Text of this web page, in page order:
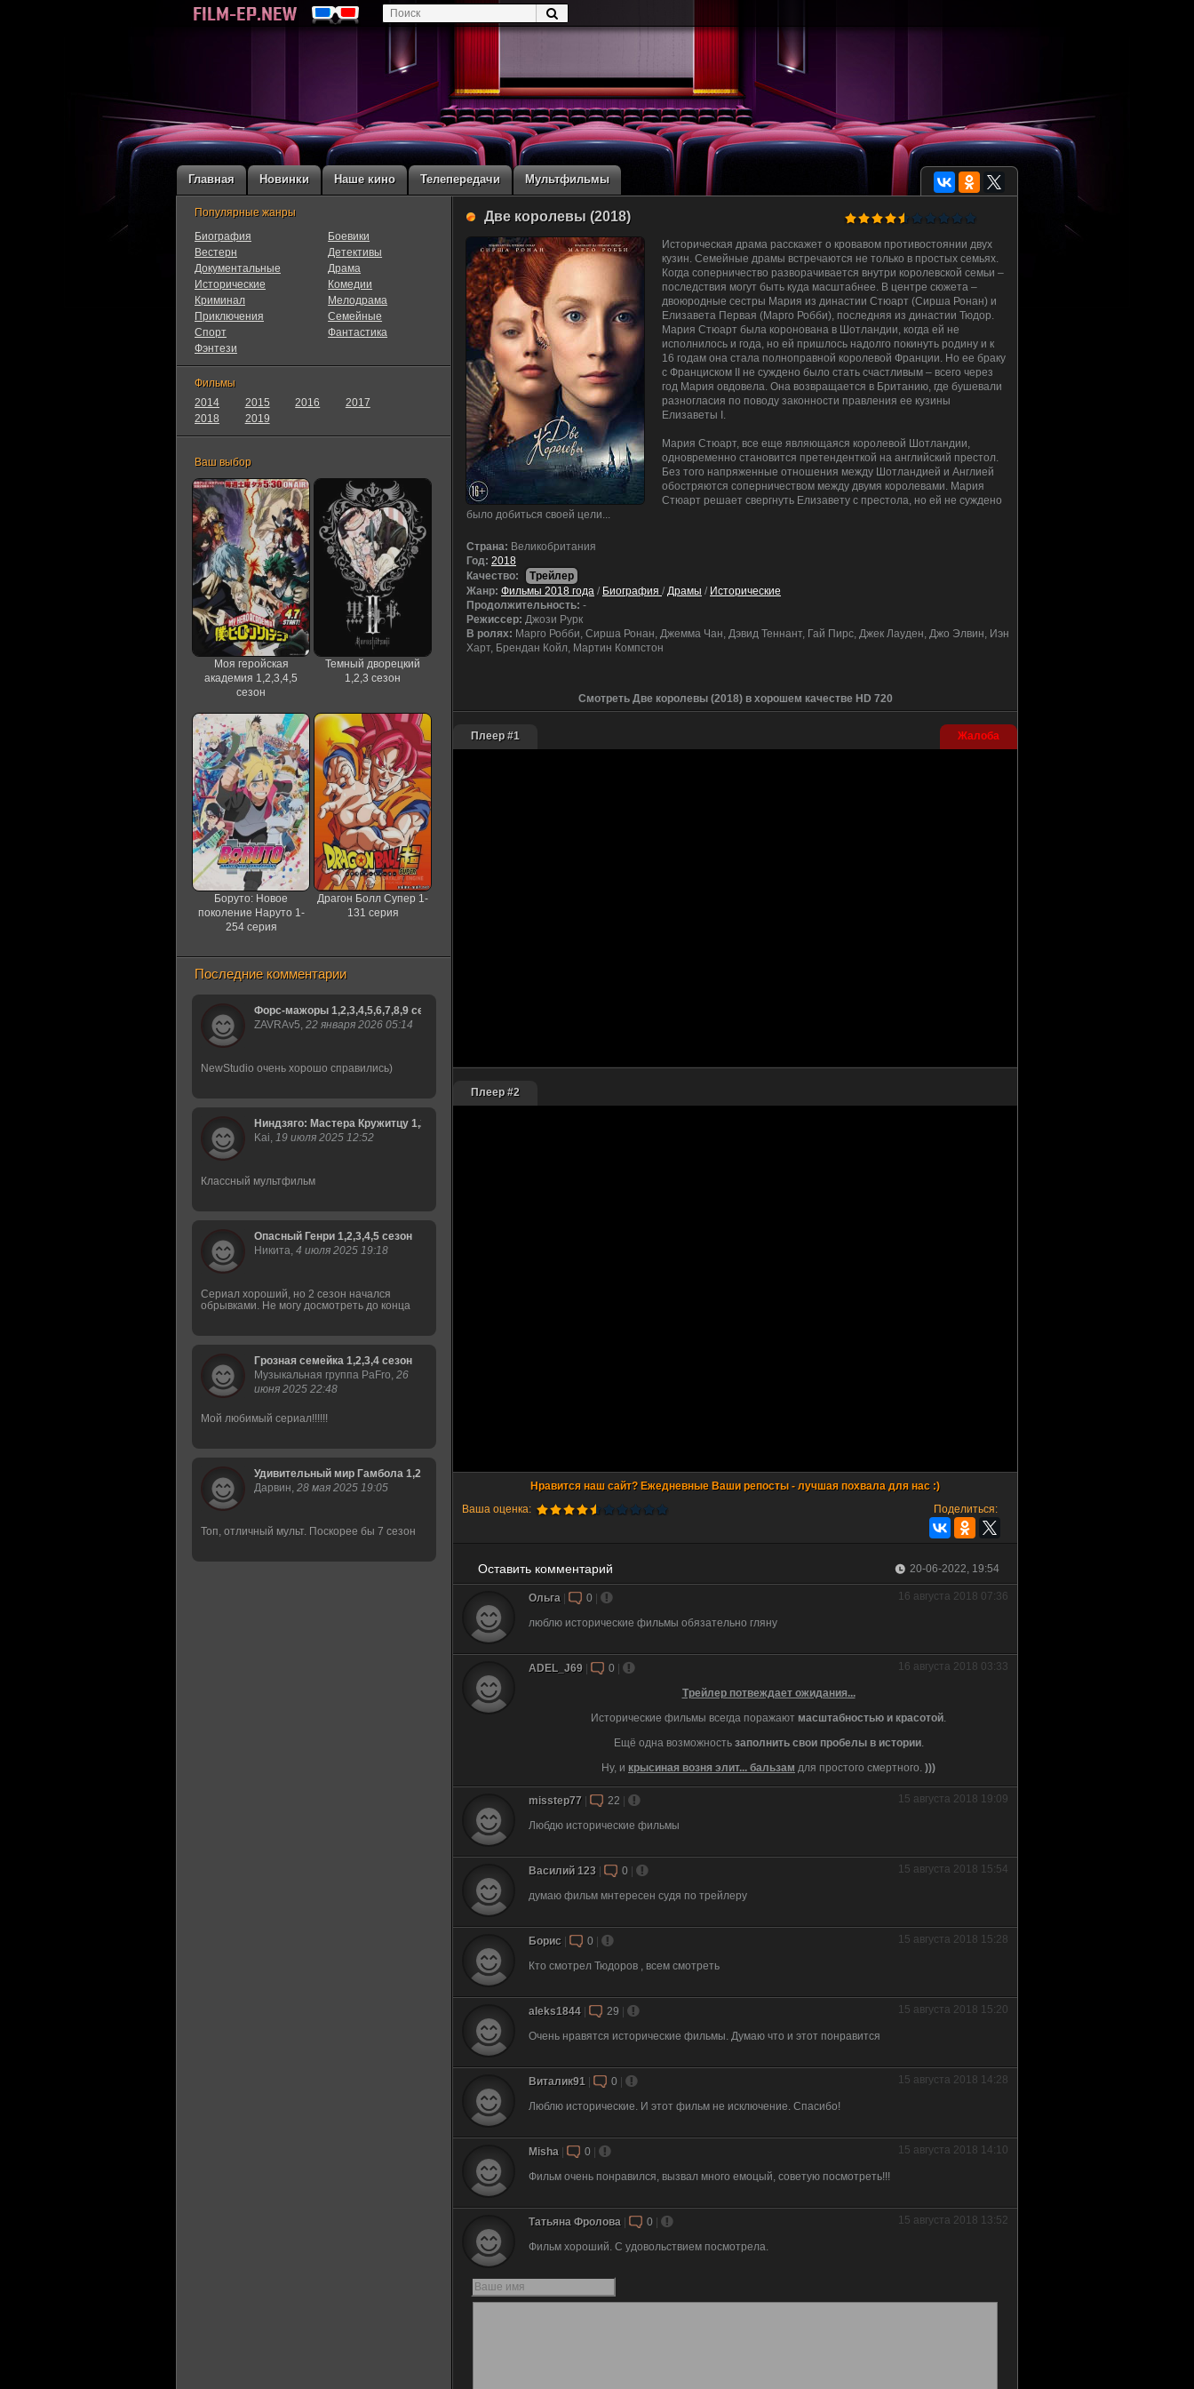
Две королевы (2018)
Историческая драма расскажет о кровавом противостоянии двух
кузин. Семейные драмы встречаются не только в простых семьях.
Когда соперничество разворачивается внутри королевской семьи –
последствия могут быть куда масштабнее. В центре сюжета –
двоюродные сестры Мария из династии Стюарт (Сирша Ронан) и
Елизавета Первая (Марго Робби), последняя из династии Тюдор.
Мария Стюарт была коронована в Шотландии, когда ей не
исполнилось и года, но ей пришлось надолго покинуть родину и к
16 годам она стала полноправной королевой Франции. Но ее браку
с Франциском II не суждено было стать счастливым – всего через
год Мария овдовела. Она возвращается в Британию, где бушевали
разногласия по поводу законности правления ее кузины
Елизаветы I.
Мария Стюарт, все еще являющаяся королевой Шотландии,
одновременно становится претенденткой на английский престол.
Без того напряженные отношения между Шотландией и Англией
обостряются соперничеством между двумя королевами. Мария
Стюарт решает свергнуть Елизавету с престола, но ей не суждено
было добиться своей цели...
Cтрана: Великобритания
Год: 2018
Качество:
Трейлер
Жанр: Фильмы 2018 года / Биография / Драмы / Исторические
Продолжительность: -
Режиссер: Джози Рурк
В ролях: Марго Робби, Сирша Ронан, Джемма Чан, Дэвид Теннант, Гай Пирс, Джек Лауден, Джо Элвин, Иэн
Харт, Брендан Койл, Мартин Компстон
Смотреть Две королевы (2018) в хорошем качестве HD 720
Плеер #1 Жалоба
Плеер #2
Ваша оценка: Поделиться:
Оставить комментарий 20-06-2022, 19:54
Ольга 0 16 августа 2018 07:36
люблю исторические фильмы обязательно гляну
ADEL_J69 0 16 августа 2018 03:33
Трейлер потвеждает ожидания...
Исторические фильмы всегда поражают масштабностью и красотой.
Ещё одна возможность заполнить свои пробелы в истории.
Ну, и крысиная возня элит... бальзам для простого смертного. )))
misstep77 22 15 августа 2018 19:09
Любдю исторические фильмы
Василий 123 0 15 августа 2018 15:54
думаю фильм мнтересен судя по трейлеру
Борис 0 15 августа 2018 15:28
Кто смотрел Тюдоров , всем смотреть
aleks1844 29 15 августа 2018 15:20
Очень нравятся исторические фильмы. Думаю что и этот понравится
Виталик91 0 15 августа 2018 14:28
Люблю исторические. И этот фильм не исключение. Спасибо!
Misha 0 15 августа 2018 14:10
Фильм очень понравился, вызвал много емоцый, советую посмотреть!!!
Татьяна Фролова 0 15 августа 2018 13:52
Фильм хороший. С удовольствием посмотрела.
Главная Новинки Наше кино Телепередачи Мультфильмы
Популярные жанры
Биография
Боевики
Вестерн
Детективы
Документальные
Драма
Исторические
Комедии
Криминал
Мелодрама
Приключения
Семейные
Cпорт
Фантастика
Фэнтези
Фильмы
2014
2015 2016
2017
2018
2019
Ваш выбор
Моя геройская
академия 1,2,3,4,5
сезон
Темный дворецкий
1,2,3 сезон
Боруто: Новое
поколение Наруто 1-
254 серия
Драгон Болл Супер 1-
131 серия
Последние комментарии
Форс-мажоры 1,2,3,4,5,6,7,8,9 сезон
ZAVRAv5, 22 января 2026 05:14
NewStudio очень хорошо справились)
Ниндзяго: Мастера Кружитцу 1,2,3,4,5,6,7,8,9,10,11,12,13,14,15 сезон
Kai, 19 июля 2025 12:52
Классный мультфильм
Опасный Генри 1,2,3,4,5 сезон
Никита, 4 июля 2025 19:18
Сериал хороший, но 2 сезон начался
обрывками. Не могу досмотреть до конца
Грозная семейка 1,2,3,4 сезон
Музыкальная группа PaFro, 26
июня 2025 22:48
Мой любимый сериал!!!!!!
Удивительный мир Гамбола 1,2,3,4,5,6 сезон
Дарвин, 28 мая 2025 19:05
Топ, отличный мульт. Поскорее бы 7 сезон